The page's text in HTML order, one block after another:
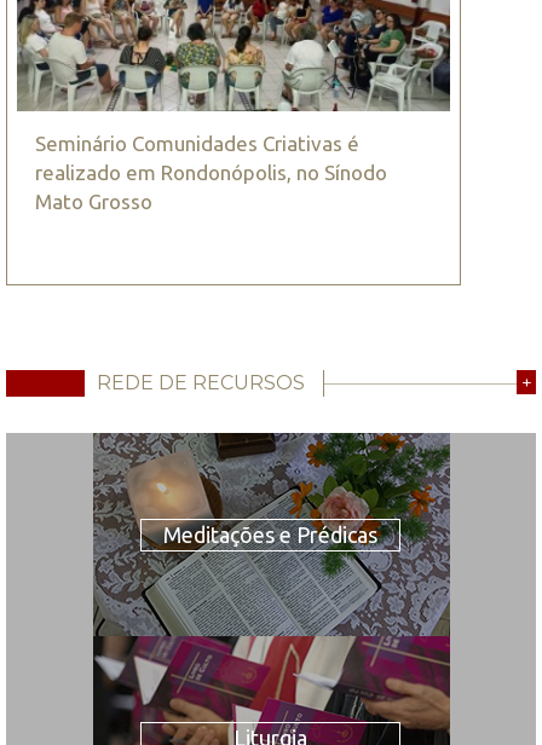
Seminário Comunidades Criativas é
realizado em Rondonópolis, no Sínodo
Mato Grosso
REDE DE RECURSOS +
Meditações e Prédicas
Liturgia